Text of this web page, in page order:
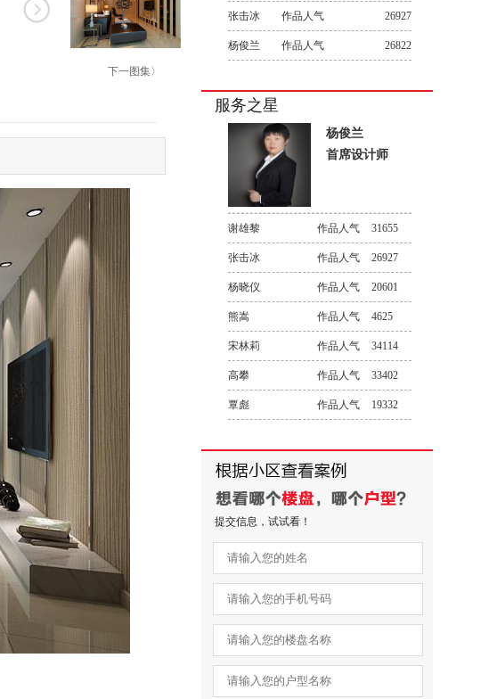
下一图集〉
26927
张击冰 作品人气
26822
杨俊兰 作品人气
服务之星
杨俊兰
首席设计师
31655
谢雄黎 作品人气
26927
张击冰 作品人气
20601
杨晓仪 作品人气
4625
熊嵩 作品人气
34114
宋林莉 作品人气
33402
高攀 作品人气
19332
覃彪 作品人气
提交信息，试试看！